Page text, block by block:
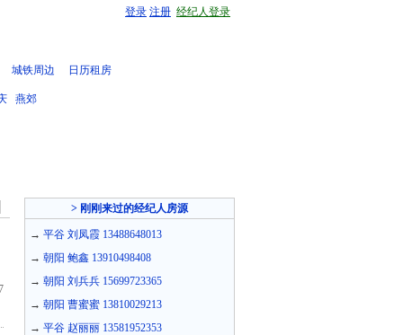
登录 注册 经纪人登录
城铁周边 日历租房
燕郊
> 刚刚来过的经纪人房源
→ 平谷 刘凤霞 13488648013
→ 朝阳 鲍鑫 13910498408
→ 朝阳 刘兵兵 15699723365
→ 朝阳 曹蜜蜜 13810029213
→ 平谷 赵丽丽 13581952353